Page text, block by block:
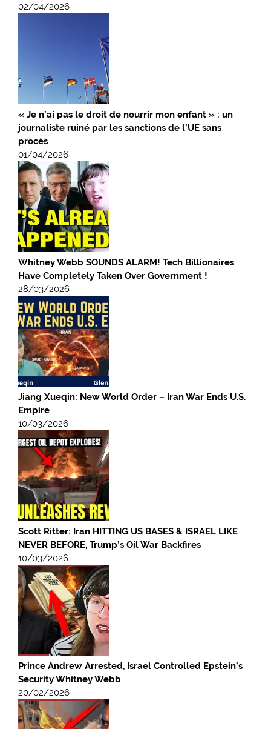
02/04/2026
« Je n’ai pas le droit de nourrir mon enfant » : un
journaliste ruiné par les sanctions de l’UE sans
procès
01/04/2026
Whitney Webb SOUNDS ALARM! Tech Billionaires
Have Completely Taken Over Government !
28/03/2026
Jiang Xueqin: New World Order – Iran War Ends U.S.
Empire
10/03/2026
Scott Ritter: Iran HITTING US BASES & ISRAEL LIKE
NEVER BEFORE, Trump’s Oil War Backfires
10/03/2026
Prince Andrew Arrested, Israel Controlled Epstein’s
Security Whitney Webb
20/02/2026